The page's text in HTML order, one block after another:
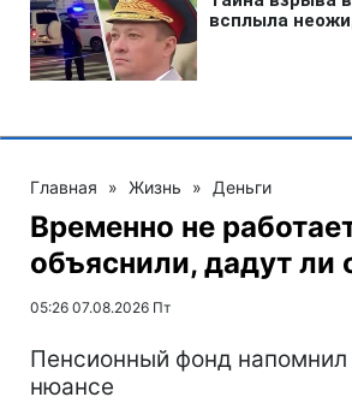
Главная » Жизнь » Деньги
Временно не
объяснили, дадут ли
05:26 07.08.2026 Пт
Пенсионный фонд
нюансе